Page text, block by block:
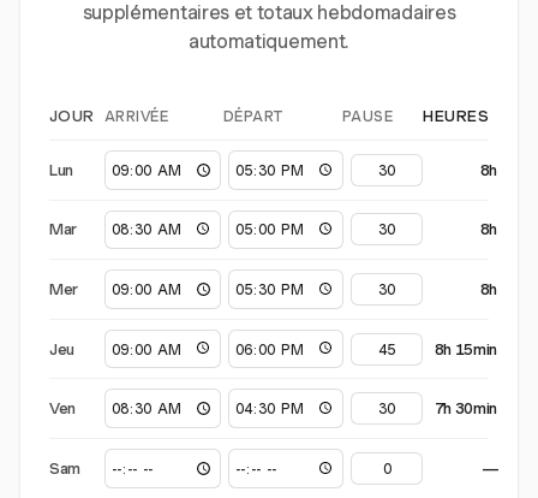
supplémentaires et totaux hebdomadaires
automatiquement.
JOUR ARRIVÉE DÉPART PAUSE HEURES
Lun 8h
Mar 8h
Mer 8h
Jeu 8h 15min
Ven 7h 30min
Sam —